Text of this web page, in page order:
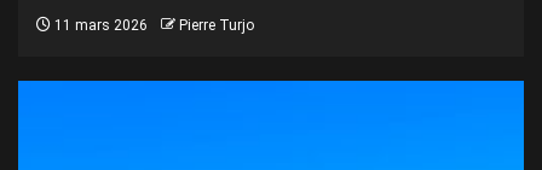
11 mars 2026 Pierre Turjo